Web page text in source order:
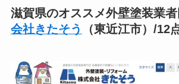
滋賀県のオススメ外壁塗装業
会社きたそう
（東近江市）/12